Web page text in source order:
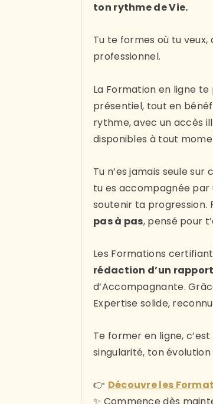
ton rythme de Vie.
Tu te formes où tu
professionnel.
La Formation en ligne
présentiel, tout en
rythme, avec un accès
disponibles à tout
Tu n’es jamais seule sur
tu es accompagnée par
soutenir ta progression.
pas à pas, pensé pour
Les Formations
rédaction d’un
d’Accompagnante.
Expertise solide,
Te former en ligne,
singularité, ton
👉 Découvre les